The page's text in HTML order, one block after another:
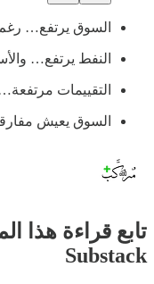
السوق يرتفع…
النفط يرتفع…
التقييمات
السوق يعيش
Substack